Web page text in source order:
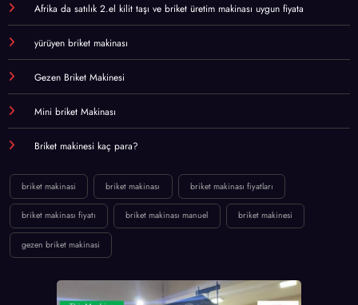
Afrika da satılık 2.el kilit taşı ve briket üretim makinası uygun fiyata
yürüyen briket makinası
Gezen Briket Makinesi
Mini briket Makinası
Briket makinesi kaç para?
briket makinasi briket makinası briket makinası fiyatları
briket makinası fiyatı briket makinası manuel briket makinesi
gezen briket makinasi